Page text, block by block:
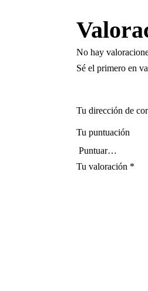
No hay
Sé el primero en
Tu dirección de
Tu puntuación
Tu valoración *